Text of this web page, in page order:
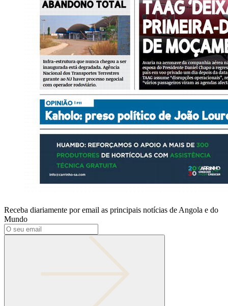
Receba diariamente por email as principais notícias de Angola e do
Mundo